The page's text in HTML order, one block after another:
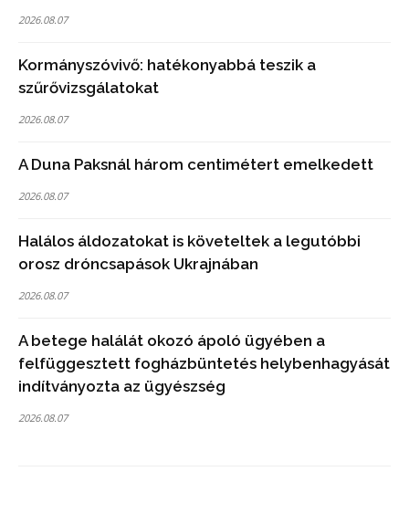
2026.08.07
Kormányszóvivő: hatékonyabbá teszik a
szűrővizsgálatokat
2026.08.07
A Duna Paksnál három centimétert emelkedett
2026.08.07
Halálos áldozatokat is követeltek a legutóbbi
orosz dróncsapások Ukrajnában
2026.08.07
A betege halálát okozó ápoló ügyében a
felfüggesztett fogházbüntetés helybenhagyását
indítványozta az ügyészség
2026.08.07